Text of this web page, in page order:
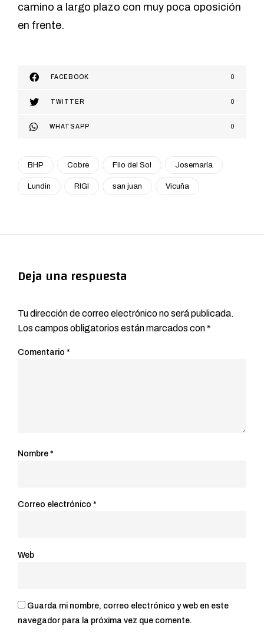
camino a largo plazo con muy poca oposición
en frente.
FACEBOOK 0
TWITTER 0
WHATSAPP 0
BHP Cobre Filo del Sol Josemaría
Lundin RIGI san juan Vicuña
Deja una respuesta
Tu dirección de correo electrónico no será publicada.
Los campos obligatorios están marcados con*
Comentario *
Nombre *
Correo electrónico *
Web
Guarda mi nombre, correo electrónico y web en este
navegador para la próxima vez que comente.